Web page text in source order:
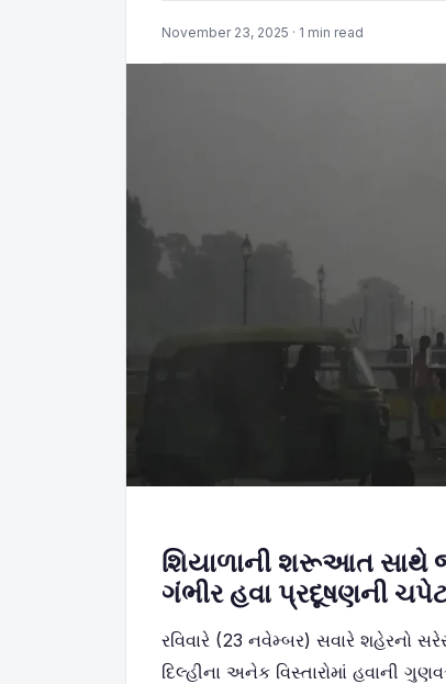
November 23, 2025 · 1 min read
શિયાળાની શરૂઆત સાથે
ગંભીર હવા પ્રદૂષણની
રવિવારે (23 નવેમ્બર) સવારે શહેરનો
દિલ્હીના અનેક વિસ્તારોમાં હવાની